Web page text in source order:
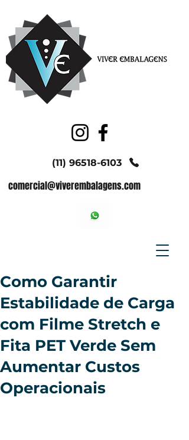
(11) 96518-6103
comercial@viverembalagens.com
Como Garantir
Estabilidade de Carga
com Filme Stretch e
Fita PET Verde Sem
Aumentar Custos
Operacionais